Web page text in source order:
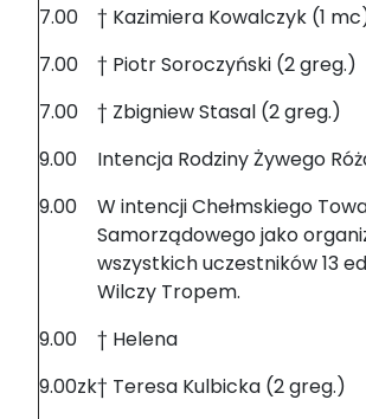
7.00
† Kazimiera Kowalczyk (1
7.00
† Piotr Soroczyński (2 greg.)
7.00
† Zbigniew Stasal (2 greg.)
9.00
Intencja Rodziny Żywego
9.00
W intencji Chełmskiego
Samorządowego jako
wszystkich uczestników 13
Wilczy Tropem.
9.00
† Helena
9.00zk† Teresa Kulbicka (2 greg.)